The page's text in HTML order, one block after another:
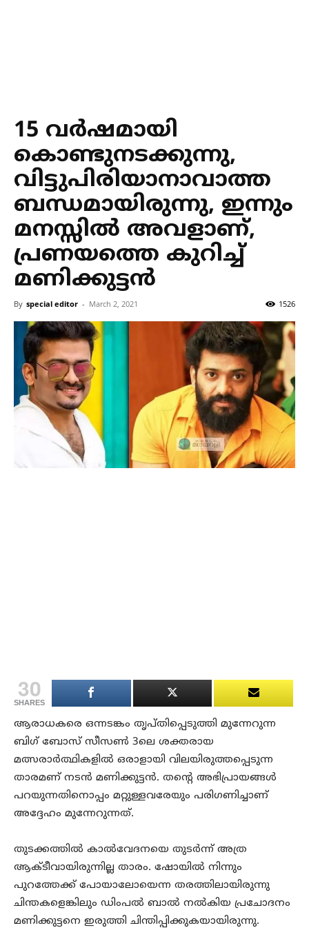
15 വർഷമായി
കൊണ്ടുനടക്കുന്നു,
വിട്ടുപിരിയാനാവാത്ത
ബന്ധമായിരുന്നു, ഇന്നും
മനസ്സിൽ അവളാണ്,
പ്രണയത്തെ കുറിച്ച്
മണിക്കുട്ടൻ
By special editor - March 2, 2021 1526
30
SHARES
ആരാധകരെ ഒന്നടങ്കം തൃപ്തിപ്പെടുത്തി മുന്നേറുന്ന
ബിഗ് ബോസ് സീസൺ 3ലെ ശക്തരായ
മത്സരാർത്ഥികളിൽ ഒരാളായി വിലയിരുത്തപ്പെടുന്ന
താരമണ് നടൻ മണിക്കുട്ടൻ. തന്റെ അഭിപ്രായങ്ങൾ
പറയുന്നതിനൊപ്പം മറ്റുള്ളവരേയും പരിഗണിച്ചാണ്
അദ്ദേഹം മുന്നേറുന്നത്.
തുടക്കത്തിൽ കാൽവേദനയെ തുടർന്ന് അത്ര
ആക്ടീവായിരുന്നില്ല താരം. ഷോയിൽ നിന്നും
പുറത്തേക്ക് പോയാലോയെന്ന തരത്തിലായിരുന്നു
ചിന്തകളെങ്കിലും ഡിംപൽ ബാൽ നൽകിയ പ്രചോദനം
മണിക്കുട്ടനെ ഇരുത്തി ചിന്തിപ്പിക്കുകയായിരുന്നു.